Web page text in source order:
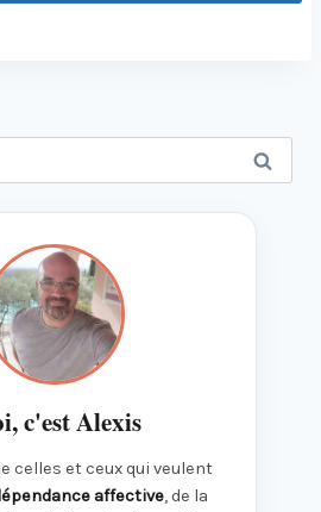
c'est Alexis
celles et ceux qui veulent
affective, de la